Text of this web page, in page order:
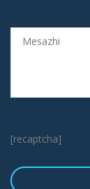
[recaptcha]